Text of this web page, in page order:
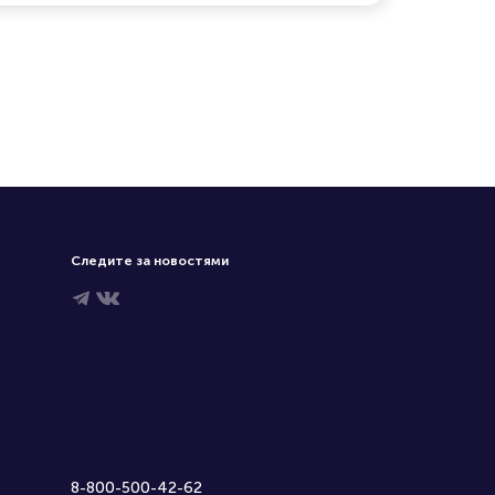
Следите за новостями
8-800-500-42-62